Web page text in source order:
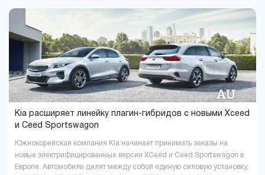
Kia расширяет линейку плагин-гибридов с новыми Xceed
и Ceed Sportswagon
Южнокорейская компания Kia начинает принимать заказы на
новые электрифицированные версии XCeed и Ceed Sportswagon в
Европе. Автомобили делят между собой единую силовую установку,